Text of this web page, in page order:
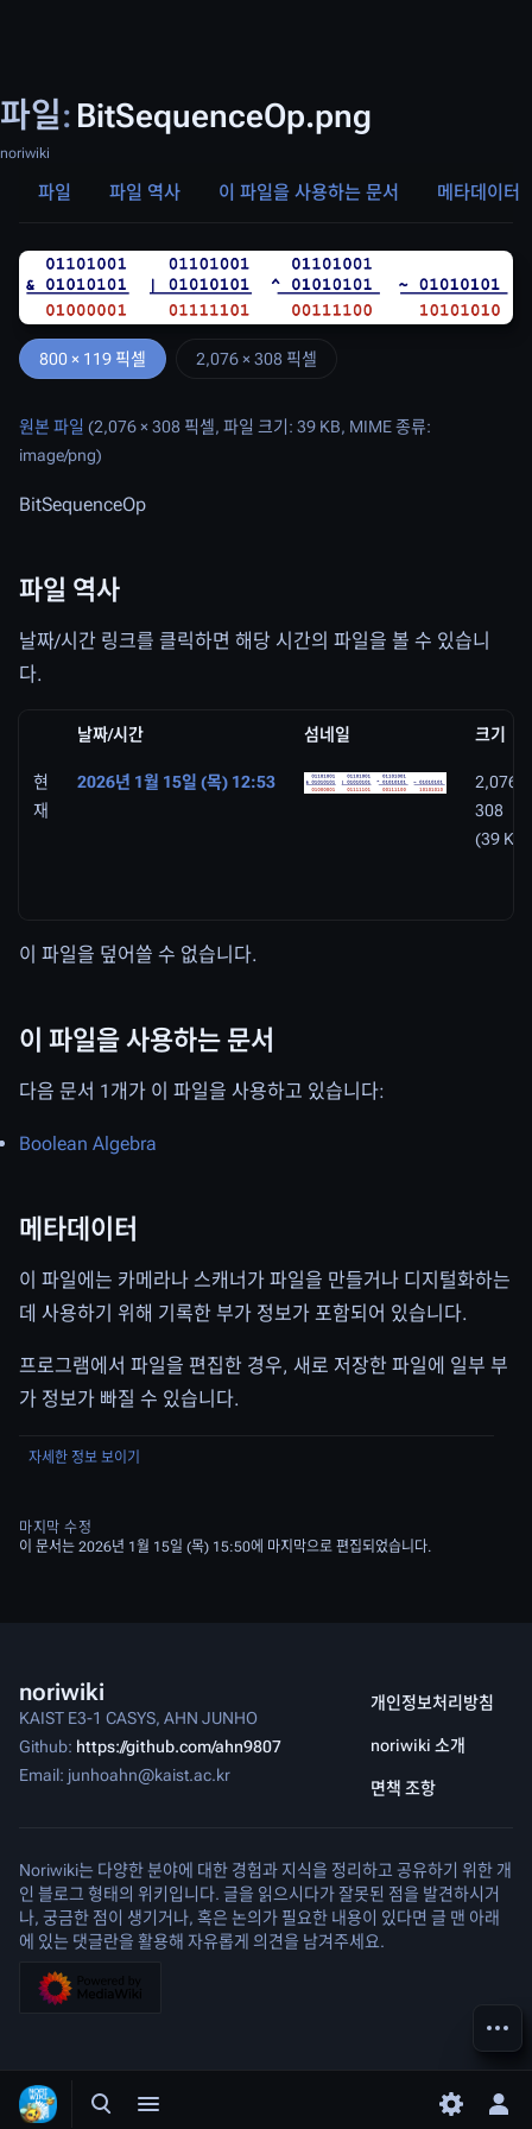
검색 여닫기 환경 설정
개
파일: BitSequenceOp.png
noriwiki
다른
파일 파일 역사 이 파일을 사용하는 문서 메타데이터
800 × 119 픽셀 2,076 × 308 픽셀
원본 파일 (2,076 × 308 픽셀, 파일 크기: 39 KB, MIME 종류:
image/png)
BitSequenceOp
파일 역사
날짜/시간 링크를 클릭하면 해당 시간의 파일을 볼 수 있습니
다.
날짜/시간 섬네일 크기
현
재
2026년 1월 15일 (목) 12:53
2,076 ×
308
(39 KB)
이 파일을 덮어쓸 수 없습니다.
이 파일을 사용하는 문서
다음 문서 1개가 이 파일을 사용하고 있습니다:
Boolean Algebra
메타데이터
이 파일에는 카메라나 스캐너가 파일을 만들거나 디지털화하는
데 사용하기 위해 기록한 부가 정보가 포함되어 있습니다.
프로그램에서 파일을 편집한 경우, 새로 저장한 파일에 일부 부
가 정보가 빠질 수 있습니다.
자세한 정보 보이기
마지막 수정
이 문서는 2026년 1월 15일 (목) 15:50에 마지막으로 편집되었습니다.
noriwiki
KAIST E3-1 CASYS, AHN JUNHO
Github: https://github.com/ahn9807
Email: junhoahn@kaist.ac.kr
개인정보처리방침
noriwiki 소개
면책 조항
Noriwiki는 다양한 분야에 대한 경험과 지식을 정리하고 공유하기 위한 개
인 블로그 형태의 위키입니다. 글을 읽으시다가 잘못된 점을 발견하시거
나, 궁금한 점이 생기거나, 혹은 논의가 필요한 내용이 있다면 글 맨 아래
에 있는 댓글란을 활용해 자유롭게 의견을 남겨주세요.